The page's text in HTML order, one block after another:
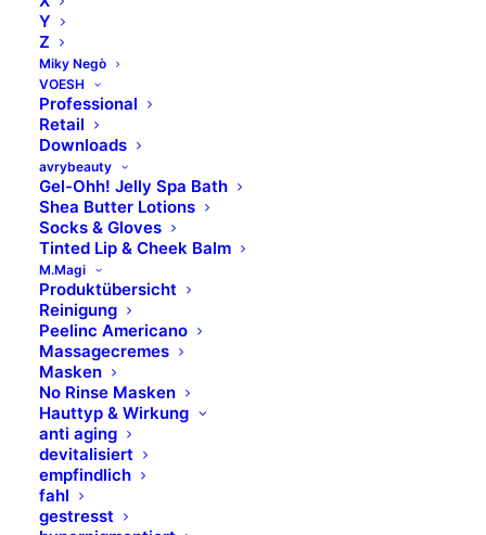
Y
Z
Miky Negò
VOESH
Professional
Retail
Downloads
avrybeauty
Gel-Ohh! Jelly Spa Bath
Shea Butter Lotions
Socks & Gloves
Tinted Lip & Cheek Balm
M.Magi
Produktübersicht
Reinigung
Peelinc Americano
Massagecremes
Masken
No Rinse Masken
Hauttyp & Wirkung
anti aging
devitalisiert
empfindlich
fahl
gestresst
Spezial Filmwachs
1.200 g - Dose